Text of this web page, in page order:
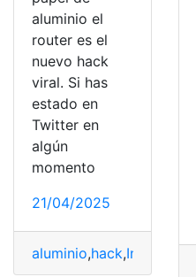
aluminio el
router es el
nuevo hack
viral. Si has
estado en
Twitter en
algún
momento
21/04/2025
aluminio,hack,Internet